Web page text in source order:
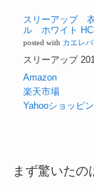
スリーアップ
ル ホワイト
posted with カエレバ
スリーアップ
Amazon
楽天市場
Yahooショッピ
まず驚いたの